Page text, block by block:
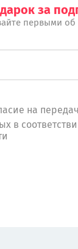
за
первыми об
на
в